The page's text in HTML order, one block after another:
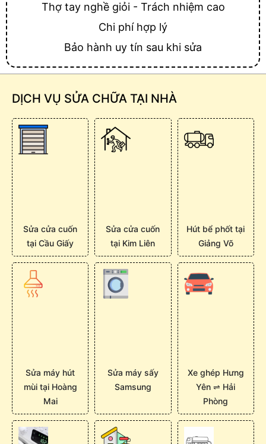
Thợ tay nghề giỏi - Trách nhiệm cao
Chi phí hợp lý
Bảo hành uy tín sau khi sửa
DỊCH VỤ SỬA CHỮA TẠI NHÀ
Sửa cửa cuốn
tại Cầu Giấy
Sửa cửa cuốn
tại Kim Liên
Hút bể phốt tại
Giảng Võ
Sửa máy hút
mùi tại Hoàng
Mai
Sửa máy sấy
Samsung
Xe ghép Hưng
Yên ⇌ Hải
Phòng